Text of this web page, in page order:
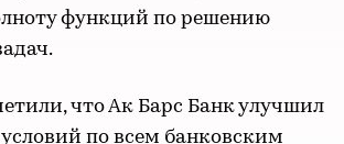
функций по решению
что Ак Барс Банк улучшил
по всем банковским